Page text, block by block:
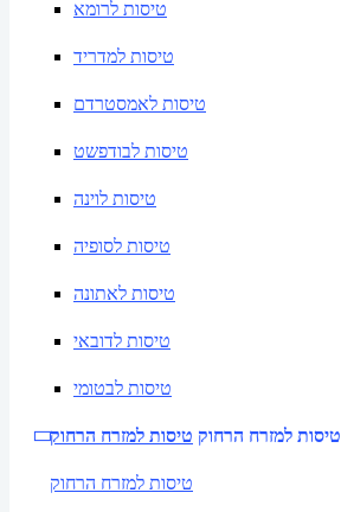
טיסות לרומא
טיסות למדריד
טיסות לאמסטרדם
טיסות לבודפשט
טיסות לוינה
טיסות לסופיה
טיסות לאתונה
טיסות לדובאי
טיסות לבטומי
טיסות למזרח הרחוק טיסות למזרח הרחוק
טיסות למזרח הרחוק